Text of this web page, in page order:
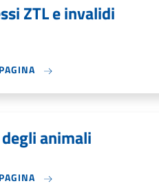
ZTL e invalidi
animali